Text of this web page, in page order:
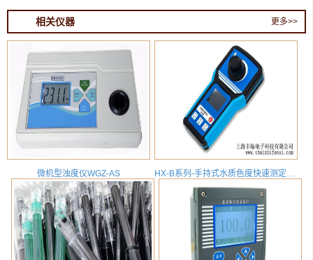
更多>>
相关仪器
微机型浊度仪WGZ-AS HX-B系列-手持式水质色度快速测定仪_便携式水质色度检测分析仪_HX-B-SZ-SD